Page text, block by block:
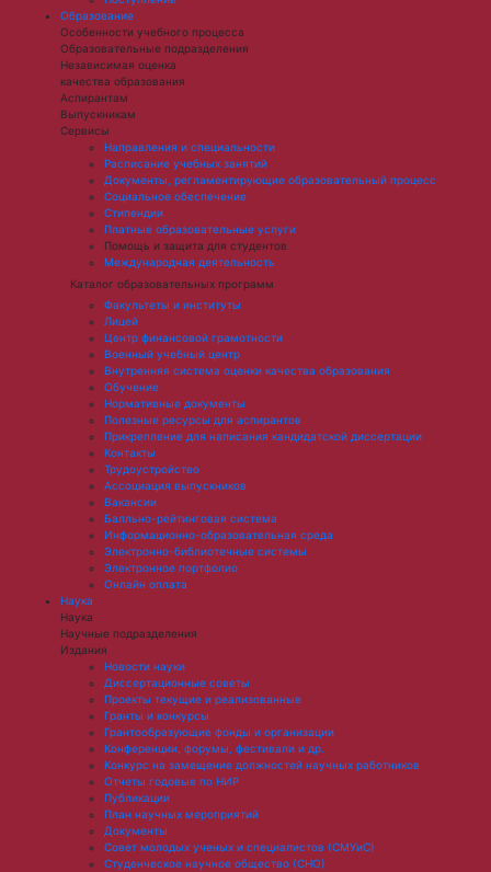
Образование
Особенности учебного процесса
Образовательные подразделения
Независимая оценка
качества образования
Аспирантам
Выпускникам
Сервисы
Направления и специальности
Расписание учебных занятий
Документы, регламентирующие образовательный процесс
Социальное обеспечение
Стипендии
Платные образовательные услуги
Помощь и защита для студентов
Международная деятельность
Каталог образовательных программ
Факультеты и институты
Лицей
Центр финансовой грамотности
Военный учебный центр
Внутренняя система оценки качества образования
Обучение
Нормативные документы
Полезные ресурсы для аспирантов
Прикрепление для написания кандидатской диссертации
Контакты
Трудоустройство
Ассоциация выпускников
Вакансии
Балльно-рейтинговая система
Информационно-образовательная среда
Электронно-библиотечные системы
Электронное портфолио
Онлайн оплата
Наука
Наука
Научные подразделения
Издания
Новости науки
Диссертационные советы
Проекты текущие и реализованные
Гранты и конкурсы
Грантообразующие фонды и организации
Конференции, форумы, фестивали и др.
Конкурс на замещение должностей научных работников
Отчеты годовые по НИР
Публикации
План научныx мероприятий
Документы
Совет молодых ученых и специалистов (СМУиС)
Студенческое научное общество (СНО)